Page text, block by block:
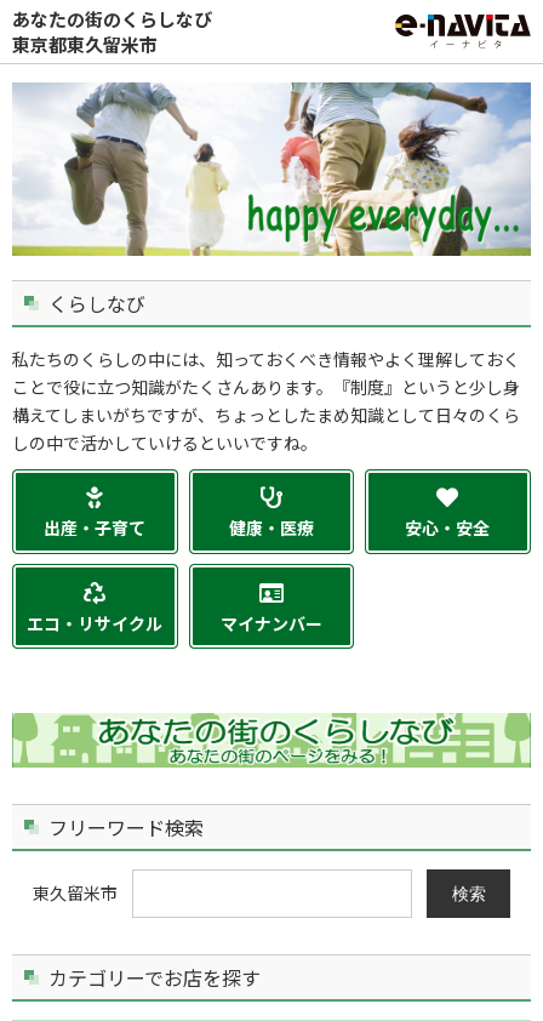
あなたの街のくらしなび
東京都東久留米市
くらしなび
私たちのくらしの中には、知っておくべき情報やよく理解しておく
ことで役に立つ知識がたくさんあります。『制度』というと少し身
構えてしまいがちですが、ちょっとしたまめ知識として日々のくら
しの中で活かしていけるといいですね。
出産・子育て 健康・医療 安心・安全
エコ・リサイクル マイナンバー
フリーワード検索
東久留米市 検索
カテゴリーでお店を探す